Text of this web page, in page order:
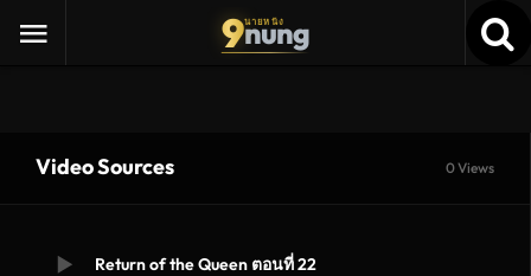
9นายหนัง
nung
Video Sources 0 Views
Return of the Queen ตอนที่ 22